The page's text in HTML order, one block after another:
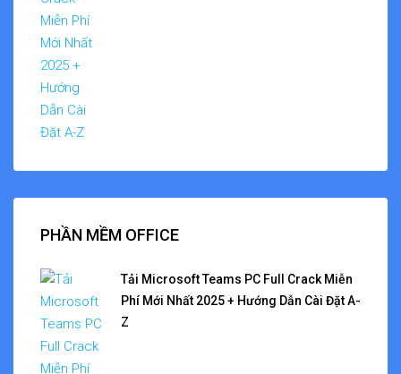
PHẦN MỀM OFFICE
Tải Microsoft Teams PC Full Crack Miễn
Phí Mới Nhất 2025 + Hướng Dẫn Cài Đặt A-
Z